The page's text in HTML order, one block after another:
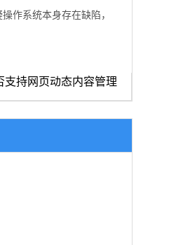
作系统本身存在缺陷，
持网页动态内容管理